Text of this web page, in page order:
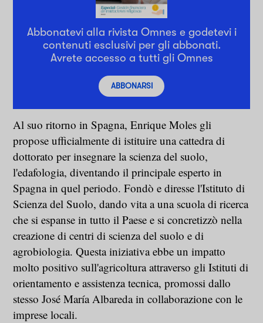
Abbonatevi alla rivista Omnes e godetevi i
contenuti esclusivi per gli abbonati.
Avrete accesso a tutti gli Omnes
ABBONARSI
Al suo ritorno in Spagna, Enrique Moles gli
propose ufficialmente di istituire una cattedra di
dottorato per insegnare la scienza del suolo,
l'edafologia, diventando il principale esperto in
Spagna in quel periodo. Fondò e diresse l'Istituto di
Scienza del Suolo, dando vita a una scuola di ricerca
che si espanse in tutto il Paese e si concretizzò nella
creazione di centri di scienza del suolo e di
agrobiologia. Questa iniziativa ebbe un impatto
molto positivo sull'agricoltura attraverso gli Istituti di
orientamento e assistenza tecnica, promossi dallo
stesso José María Albareda in collaborazione con le
imprese locali.